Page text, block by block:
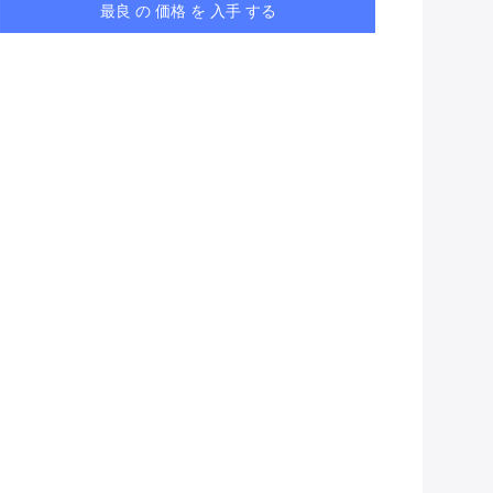
最良 の 価格 を 入手 する